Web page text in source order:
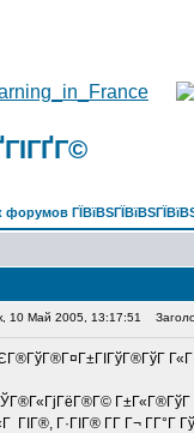
10 Май 2005, 13:17:51
Г±Г«Г®ГўГ
ГІГ®, Г·ГІГ® Г­Г Г¬